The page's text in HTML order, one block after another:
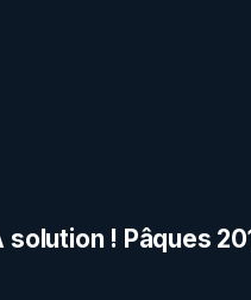
solution ! Pâques